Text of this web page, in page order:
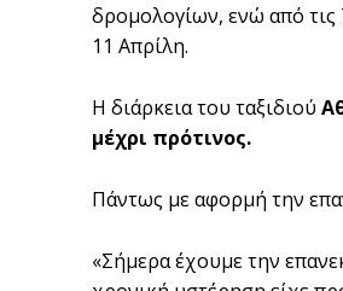
δρομολογίων, ενώ από τις
11 Απρίλη.
Η διάρκεια του ταξιδιού
μέχρι πρότινος.
Πάντως με αφορμή την
«Σήμερα έχουμε την